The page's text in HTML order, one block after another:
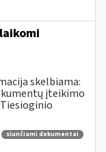
skelbiama:
įteikimo
siunčiami dokumentai